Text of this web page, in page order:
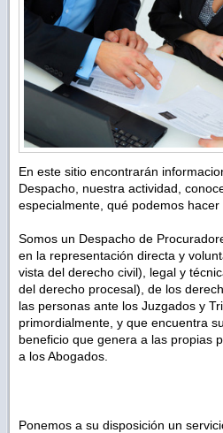
En este sitio encontrarán
Despacho, nuestra actividad,
especialmente, qué podemos hacer
Somos un Despacho de
en la representación directa y
vista del derecho civil), legal y
del derecho procesal), de los
las personas ante los Juzgados y
primordialmente, y que encuentra
beneficio que genera a las propias
a los Abogados.
Ponemos a su disposición un